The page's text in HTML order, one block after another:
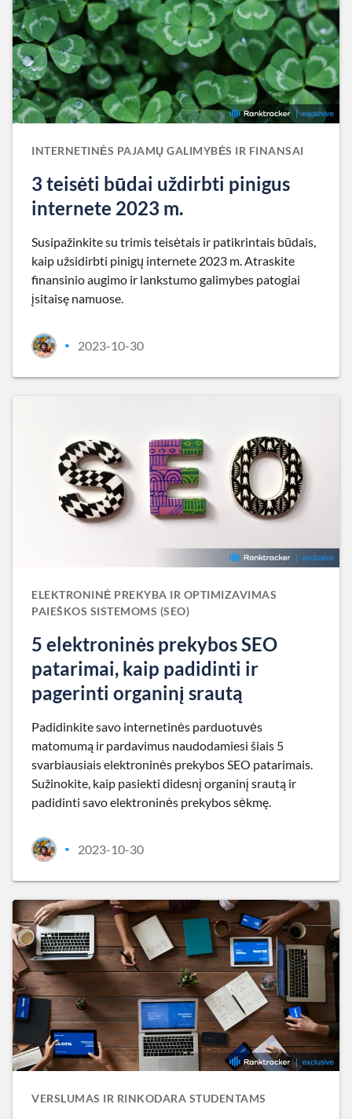
INTERNETINĖS PAJAMŲ GALIMYBĖS IR FINANSAI
3 teisėti būdai uždirbti pinigus
internete 2023 m.
Susipažinkite su trimis teisėtais ir patikrintais būdais,
kaip užsidirbti pinigų internete 2023 m. Atraskite
finansinio augimo ir lankstumo galimybes patogiai
įsitaisę namuose.
• 2023-10-30
ELEKTRONINĖ PREKYBA IR OPTIMIZAVIMAS
PAIEŠKOS SISTEMOMS (SEO)
5 elektroninės prekybos SEO
patarimai, kaip padidinti ir
pagerinti organinį srautą
Padidinkite savo internetinės parduotuvės
matomumą ir pardavimus naudodamiesi šiais 5
svarbiausiais elektroninės prekybos SEO patarimais.
Sužinokite, kaip pasiekti didesnį organinį srautą ir
padidinti savo elektroninės prekybos sėkmę.
• 2023-10-30
VERSLUMAS IR RINKODARA STUDENTAMS